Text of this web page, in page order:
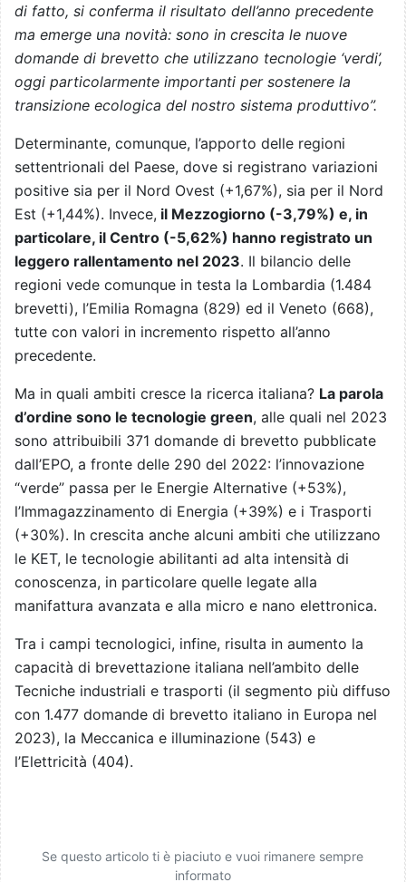
di fatto, si conferma il risultato dell’anno precedente
ma emerge una novità: sono in crescita le nuove
domande di brevetto che utilizzano tecnologie ‘verdi’,
oggi particolarmente importanti per sostenere la
transizione ecologica del nostro sistema produttivo”.
Determinante, comunque, l’apporto delle regioni
settentrionali del Paese, dove si registrano variazioni
positive sia per il Nord Ovest (+1,67%), sia per il Nord
Est (+1,44%). Invece, il Mezzogiorno (-3,79%) e, in
particolare, il Centro (-5,62%) hanno registrato un
leggero rallentamento nel 2023. Il bilancio delle
regioni vede comunque in testa la Lombardia (1.484
brevetti), l’Emilia Romagna (829) ed il Veneto (668),
tutte con valori in incremento rispetto all’anno
precedente.
Ma in quali ambiti cresce la ricerca italiana? La parola
d’ordine sono le tecnologie green, alle quali nel 2023
sono attribuibili 371 domande di brevetto pubblicate
dall’EPO, a fronte delle 290 del 2022: l’innovazione
“verde” passa per le Energie Alternative (+53%),
l’Immagazzinamento di Energia (+39%) e i Trasporti
(+30%). In crescita anche alcuni ambiti che utilizzano
le KET, le tecnologie abilitanti ad alta intensità di
conoscenza, in particolare quelle legate alla
manifattura avanzata e alla micro e nano elettronica.
Tra i campi tecnologici, infine, risulta in aumento la
capacità di brevettazione italiana nell’ambito delle
Tecniche industriali e trasporti (il segmento più diffuso
con 1.477 domande di brevetto italiano in Europa nel
2023), la Meccanica e illuminazione (543) e
l’Elettricità (404).
Se questo articolo ti è piaciuto e vuoi rimanere sempre
informato